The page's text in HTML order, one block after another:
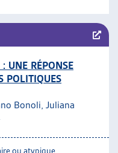
UNE RÉPONSE
POLITIQUES
Bonoli, Juliana
ou atypique